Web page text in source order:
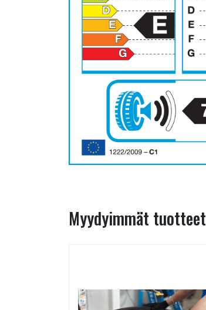
Myydyimmät tuotteet